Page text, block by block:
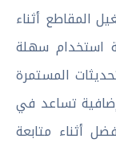
المقاطع أثناء
استخدام سهلة
المستمرة
تساعد في
أثناء متابعة